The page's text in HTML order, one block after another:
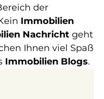
der
Immobilien
Nachricht geht
Ihnen viel Spaß
Immobilien Blogs.